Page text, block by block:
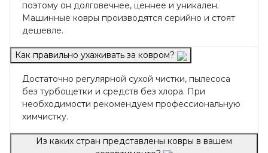
поэтому он долговечнее, ценнее и уникален.
Машинные ковры производятся серийно и стоят
дешевле.
Как правильно ухаживать за ковром?
Достаточно регулярной сухой чистки, пылесоса
без турбощетки и средств без хлора. При
необходимости рекомендуем профессиональную
химчистку.
Из каких стран представлены ковры в вашем